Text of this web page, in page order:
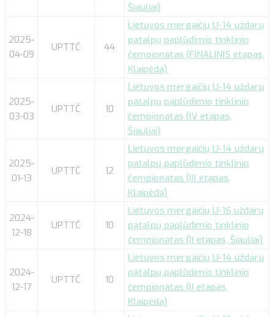
Šiauliai)
2025-
04-09
UPTTČ 44
Lietuvos mergaičių U-14 uždarų
patalpų paplūdimio tinklinio
čempionatas (FINALINIS etapas,
Klaipėda)
2025-
03-03
UPTTČ 10
Lietuvos mergaičių U-14 uždarų
patalpų paplūdimio tinklinio
čempionatas (IV etapas,
Šiauliai)
2025-
01-13
UPTTČ 12
Lietuvos mergaičių U-14 uždarų
patalpų paplūdimio tinklinio
čempionatas (III etapas,
Klaipėda)
2024-
12-18
UPTTČ 10
Lietuvos mergaičių U-16 uždarų
patalpų paplūdimio tinklinio
čempionatas (II etapas, Šiauliai)
2024-
12-17
UPTTČ 10
Lietuvos mergaičių U-14 uždarų
patalpų paplūdimio tinklinio
čempionatas (II etapas,
Klaipėda)